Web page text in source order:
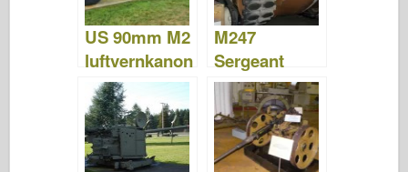
US 90mm M2
luftvernkanon
- Bilder og
video
M247
Sergeant
York –
WalkAround